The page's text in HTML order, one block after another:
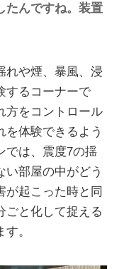
んですね。装置
れや煙、暴風、浸
するコーナーで
方をコントロール
を体験できるよう
では、震度7の揺
部屋の中がどう
が起こった時と同
ごと化して捉える
。